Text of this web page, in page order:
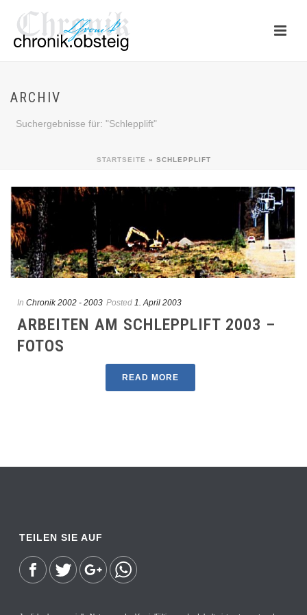
ARCHIV
Suchergebnisse für: "Schlepplift"
STARTSEITE » SCHLEPPLIFT
In Chronik 2002 - 2003 Posted 1. April 2003
ARBEITEN AM SCHLEPPLIFT 2003 –
FOTOS
READ MORE
TEILEN SIE AUF